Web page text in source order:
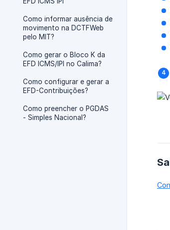
Como informar ausência de
movimento na DCTFWeb
pelo MIT?
Como gerar o Bloco K da
EFD ICMS/IPI no Calima?
Como configurar e gerar a
EFD-Contribuições?
Como preencher o PGDAS
- Simples Nacional?